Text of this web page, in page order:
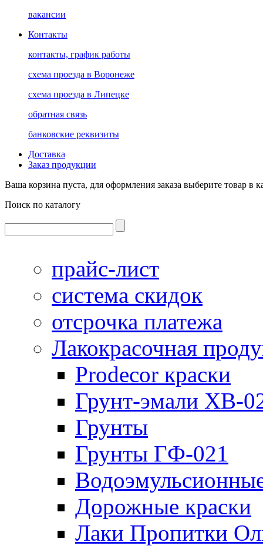
вакансии
Контакты
контакты, график работы
схема проезда в Воронеже
схема проезда в Липецке
обратная связь
банковские реквизиты
Доставка
Заказ продукции
Ваша корзина пуста, для оформления заказа выберите товар в
Поиск по каталогу
прайс-лист
система скидок
отсрочка платежа
Лакокрасочная
Prodecor краски
Грунт-эмали ХВ-
Грунты
Грунты ГФ-021
Дорожные краски
Лаки Пропитки